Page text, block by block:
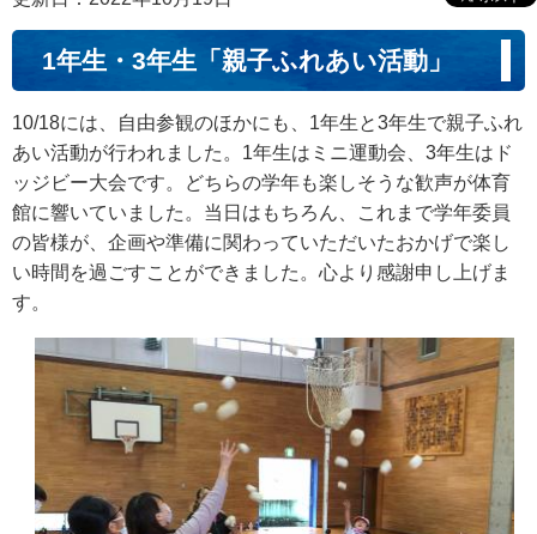
1年生・3年生「親子ふれあい活動」
10/18には、自由参観のほかにも、1年生と3年生で親子ふれ
あい活動が行われました。1年生はミニ運動会、3年生はド
ッジビー大会です。どちらの学年も楽しそうな歓声が体育
館に響いていました。当日はもちろん、これまで学年委員
の皆様が、企画や準備に関わっていただいたおかげで楽し
い時間を過ごすことができました。心より感謝申し上げま
す。